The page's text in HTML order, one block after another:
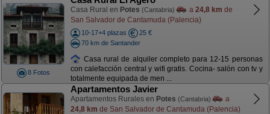
8 Fotos
Casa Rural en Potes (Cantabria) a 24,8 km de
San Salvador de Cantamuda (Palencia)
10-17+4 plazas
25 €
70 km de Santander
Casa rural de alquiler completo para 12-15 personas
con calefacción central y wifi gratis. Cocina- salón con tv y
totalmente equipada de men ...
Apartamentos Javier
Apartamentos Rurales en Potes (Cantabria)
a
24,8 km de San Salvador de Cantamuda (Palencia)